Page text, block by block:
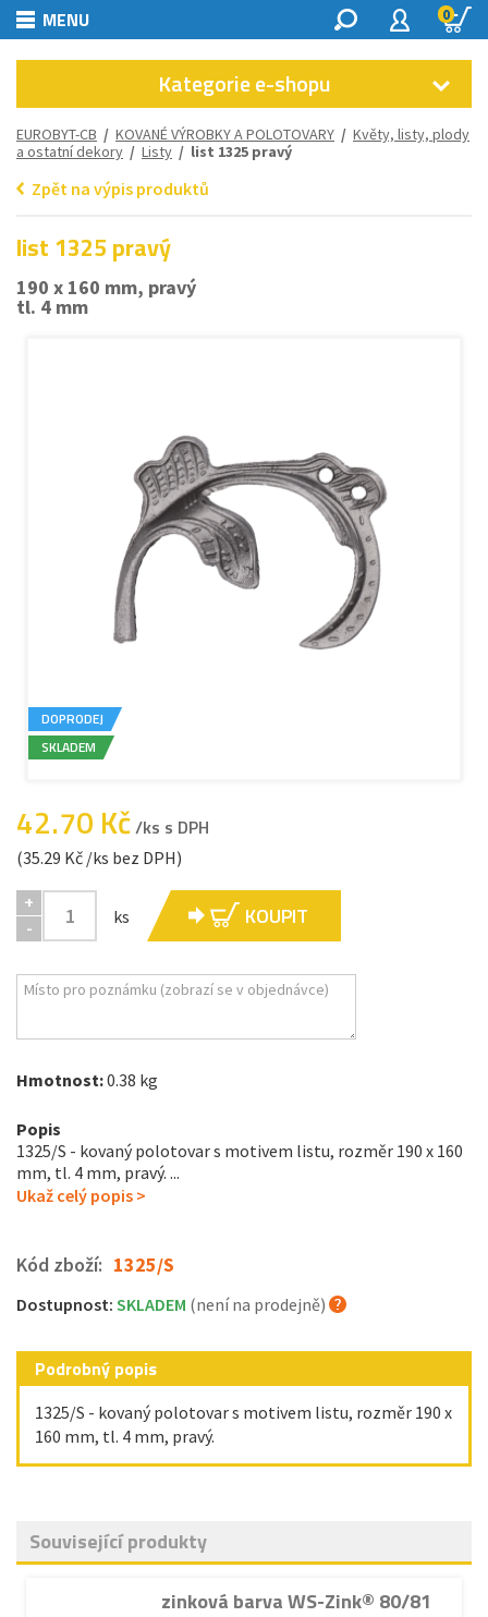
MENU 0
Kategorie e-shopu
EUROBYT-CB / KOVANÉ VÝROBKY A POLOTOVARY / Květy, listy, plody
a ostatní dekory / Listy / list 1325 pravý
Zpět na výpis produktů
list 1325 pravý
190 x 160 mm, pravý
tl. 4 mm
DOPRODEJ
SKLADEM
42.70 Kč/ks s DPH
(35.29 Kč /ks bez DPH)
+
-
ks KOUPIT
Hmotnost:0.38 kg
Popis
1325/S - kovaný polotovar s motivem listu, rozměr 190 x 160
mm, tl. 4 mm, pravý. ...
Ukaž celý popis >
Kód zboží: 1325/S
Dostupnost: SKLADEM (není na prodejně)
Podrobný popis
1325/S - kovaný polotovar s motivem listu, rozměr 190 x
160 mm, tl. 4 mm, pravý.
Související produkty
zinková barva WS-Zink® 80/81